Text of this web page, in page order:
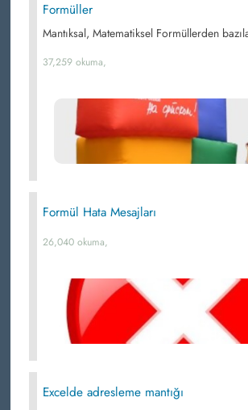
Formüller
Mantıksal, Matematiksel Formüllerden
37,259 okuma,
Formül Hata Mesajları
26,040 okuma,
Excelde adresleme mantığı